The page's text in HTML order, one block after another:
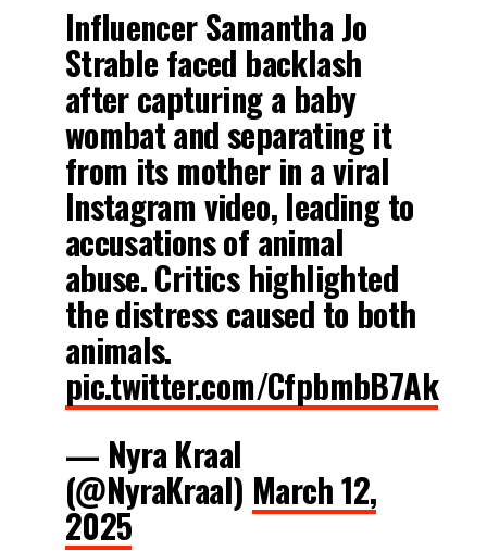
Influencer Samantha Jo
Strable faced backlash
after capturing a baby
wombat and separating it
from its mother in a viral
Instagram video, leading to
accusations of animal
abuse. Critics highlighted
the distress caused to both
animals.
pic.twitter.com/CfpbmbB7Ak
— Nyra Kraal
(@NyraKraal) March 12,
2025